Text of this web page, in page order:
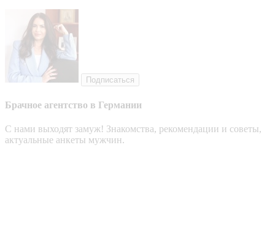
Подписаться
Брачное агентство в Германии
С нами выходят замуж! Знакомства, рекомендации и советы,
актуальные анкеты мужчин.